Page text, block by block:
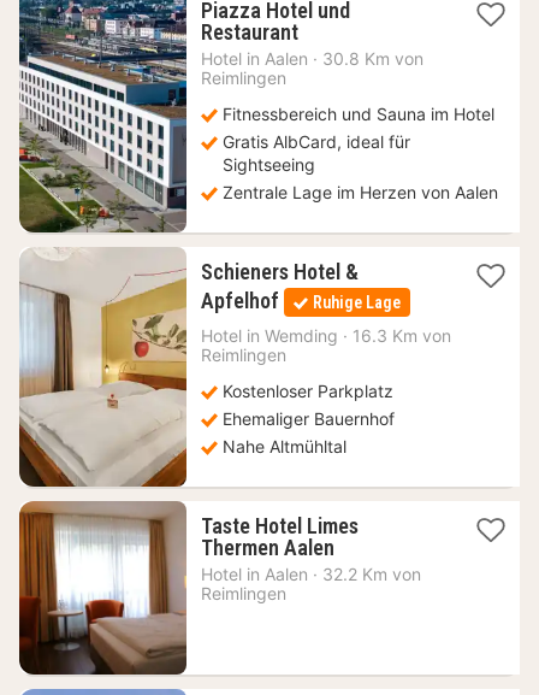
Piazza Hotel und
Restaurant1
Nacht
€
Hotel in Aalen · 30.8 Km von
Reimlingen
Fitnessbereich und Sauna im Hotel
Gratis AlbCard, ideal für
Sightseeing
Zentrale Lage im Herzen von Aalen
Schieners Hotel &
Apfelhof 3
Nächte
ab
71,67
Ruhige Lage
Hotel in Wemding · 16.3 Km von
Reimlingen
Kostenloser Parkplatz
Ehemaliger Bauernhof
Nahe Altmühltal
Taste Hotel Limes
Thermen Aalen1
Nacht
Hotel in Aalen · 32.2 Km von
Reimlingen